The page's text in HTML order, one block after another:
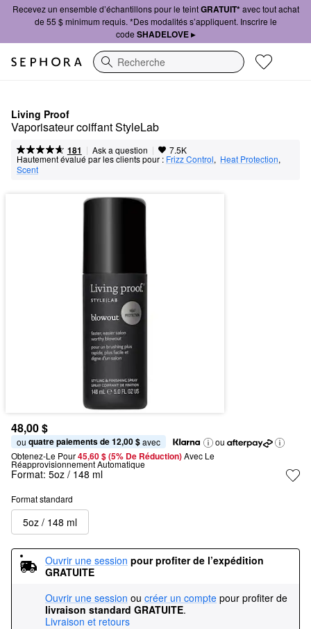
Recevez un ensemble d’échantillons pour le teintGRATUIT*avec tout achat
de 55 $ minimum requis. *Des modalités s’appliquent. Inscrire le
code SHADELOVE ▸
Recherche
Living Proof
Vaporisateur coiffant StyleLab
181 | Ask a question | 7.5K
Hautement évalué par les clients pour : Frizz Control, Heat Protection,
Scent
48,00 $
ou quatre paiements de 12,00 $ avec
ou
Obtenez-Le Pour45,60 $ (5% De Réduction) Avec Le
Réapprovisionnement Automatique
Format: 5oz / 148 ml
Format standard
5oz / 148 ml
Ouvrir une session pour profiter de l’expédition
GRATUITE
Ouvrir une session ou créer un compte pour profiter de
livraison standard GRATUITE.
Livraison et retours